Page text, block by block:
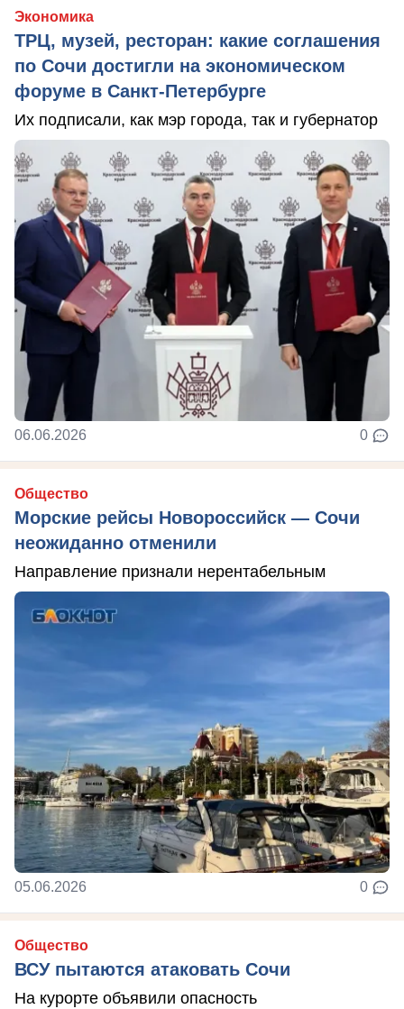
Экономика
ТРЦ, музей, ресторан: какие соглашения
по Сочи достигли на экономическом
форуме в Санкт-Петербурге
Их подписали, как мэр города, так и губернатор
06.06.2026 0
Общество
Морские рейсы Новороссийск — Сочи
неожиданно отменили
Направление признали нерентабельным
05.06.2026 0
Общество
ВСУ пытаются атаковать Сочи
На курорте объявили опасность